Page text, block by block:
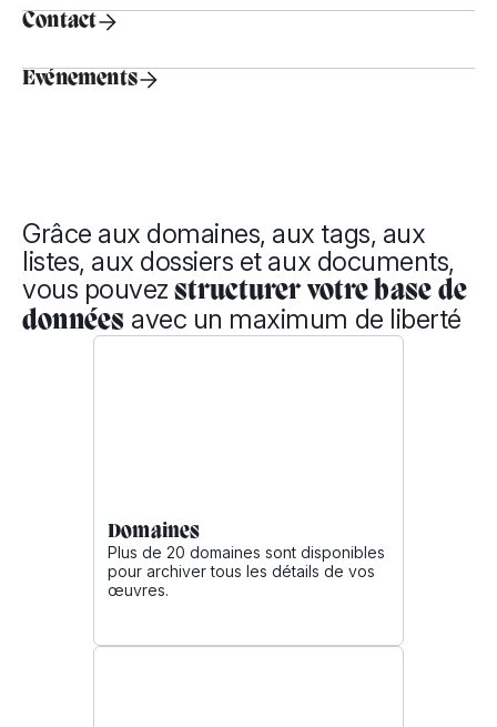
Contact
Evénements
Grâce aux domaines, aux tags, aux
listes, aux dossiers et aux documents,
vous pouvezstructurer votre base de
données avec un maximum de liberté
Domaines
Plus de 20 domaines sont disponibles
pour archiver tous les détails de vos
œuvres.